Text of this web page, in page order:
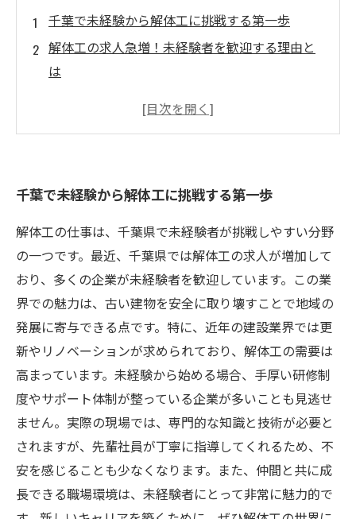
千葉で未経験から解体工に挑戦する第一歩
解体工の求人急増！未経験者を歓迎する理由と
は
安心の研修制度で解体工の技術を習得しよう
ろう
千葉で未経験から解体工に挑戦する第一歩
解体工の仕事は、千葉県で未経験者が挑戦しやすい分野
の一つです。最近、千葉県では解体工の求人が増加して
おり、多くの企業が未経験者を歓迎しています。この業
界での魅力は、古い建物を安全に取り壊すことで地域の
発展に寄与できる点です。特に、近年の建設業界では更
新やリノベーションが求められており、解体工の需要は
高まっています。未経験から始める場合、手厚い研修制
度やサポート体制が整っている企業が多いことも見逃せ
ません。実際の現場では、専門的な知識と技術が必要と
されますが、先輩社員が丁寧に指導してくれるため、不
安を感じることも少なくなります。また、仲間と共に成
長できる職場環境は、未経験者にとって非常に魅力的で